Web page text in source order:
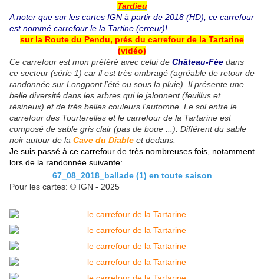
Tardieu
A noter que sur les cartes IGN à partir de 2018 (HD), ce carrefour
est nommé carrefour le la Tartine (erreur)!
sur la Route du Pendu, prés du carrefour de la Tartarine
(vidéo)
Ce carrefour est mon préféré avec celui de Château-Fée dans
ce secteur (série 1) car il est très ombragé (agréable de retour de
randonnée sur Longpont l'été ou sous la pluie). Il présente une
belle diversité dans les arbres qui le jalonnent (feuillus et
résineux) et de très belles couleurs l'automne. Le sol entre le
carrefour des Tourterelles et le carrefour de la Tartarine est
composé de sable gris clair (pas de boue ...). Différent du sable
noir autour de la Cave du Diable et dedans.
Je suis passé à ce carrefour de très nombreuses fois, notamment
lors de la randonnée suivante:
67_08_2018_ballade (1) en toute saison
Pour les cartes: © IGN - 2025